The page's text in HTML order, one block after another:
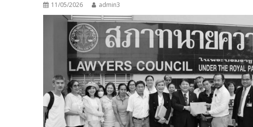
11/05/2026 admin3